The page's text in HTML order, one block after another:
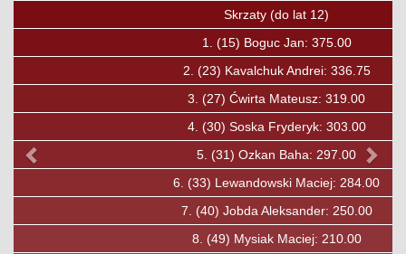
Skrzaty (do lat 12)
Boguc Jan: 375.00
Kavalchuk Andrei: 336.75
Ćwirta Mateusz: 319.00
Soska Fryderyk: 303.00
Ozkan Baha: 297.00
Lewandowski Maciej: 284.00
Jobda Aleksander: 250.00
Mysiak Maciej: 210.00